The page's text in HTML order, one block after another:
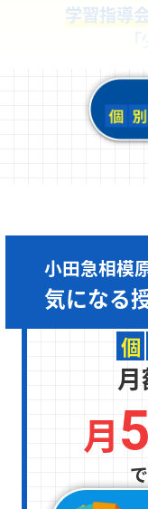
学習指導
小田急相模
気になる
個
月